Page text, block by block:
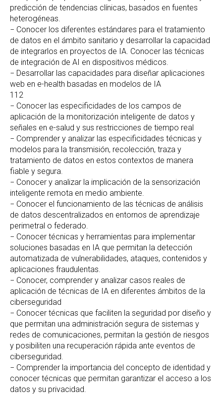
predicción de tendencias clínicas, basados en fuentes
heterogéneas.
− Conocer los diferentes estándares para el tratamiento
de datos en el ámbito sanitario y desarrollar la capacidad
de integrarlos en proyectos de IA. Conocer las técnicas
de integración de AI en dispositivos médicos.
− Desarrollar las capacidades para diseñar aplicaciones
web en e-health basadas en modelos de IA
112
− Conocer las especificidades de los campos de
aplicación de la monitorización inteligente de datos y
señales en e-salud y sus restricciones de tiempo real
− Comprender y analizar las especificidades técnicas y
modelos para la transmisión, recolección, traza y
tratamiento de datos en estos contextos de manera
fiable y segura.
− Conocer y analizar la implicación de la sensorización
inteligente remota en medio ambiente.
− Conocer el funcionamiento de las técnicas de análisis
de datos descentralizados en entornos de aprendizaje
perimetral o federado.
− Conocer técnicas y herramientas para implementar
soluciones basadas en IA que permitan la detección
automatizada de vulnerabilidades, ataques, contenidos y
aplicaciones fraudulentas.
− Conocer, comprender y analizar casos reales de
aplicación de técnicas de IA en diferentes ámbitos de la
ciberseguridad
− Conocer técnicas que faciliten la seguridad por diseño y
que permitan una administración segura de sistemas y
redes de comunicaciones, permitan la gestión de riesgos
y posibiliten una recuperación rápida ante eventos de
ciberseguridad.
− Comprender la importancia del concepto de identidad y
conocer técnicas que permitan garantizar el acceso a los
datos y su privacidad.